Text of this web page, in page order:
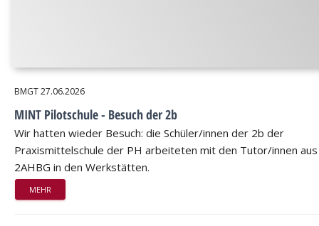
BMGT27.06.2026
MINT Pilotschule - Besuch der 2b
Wir hatten wieder Besuch: die Schüler/innen der 2b der
Praxismittelschule der PH arbeiteten mit den Tutor/innen
2AHBG in den Werkstätten.
MEHR